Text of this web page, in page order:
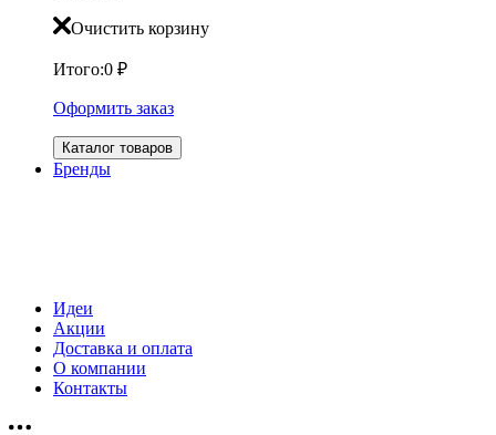
Очистить корзину
Итого:0 ₽
Оформить заказ
Каталог товаров
Бренды
Идеи
Акции
Доставка и оплата
О компании
Контакты